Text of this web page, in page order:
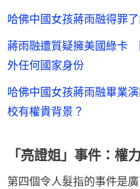
哈佛中國女孩蔣雨融得罪了
蔣雨融遭質疑擁美國綠卡
外任何國家身份
哈佛中國女孩蔣雨融畢業
校有權貴背景？
「亮證姐」事件：權
第四個令人髮指的事件是